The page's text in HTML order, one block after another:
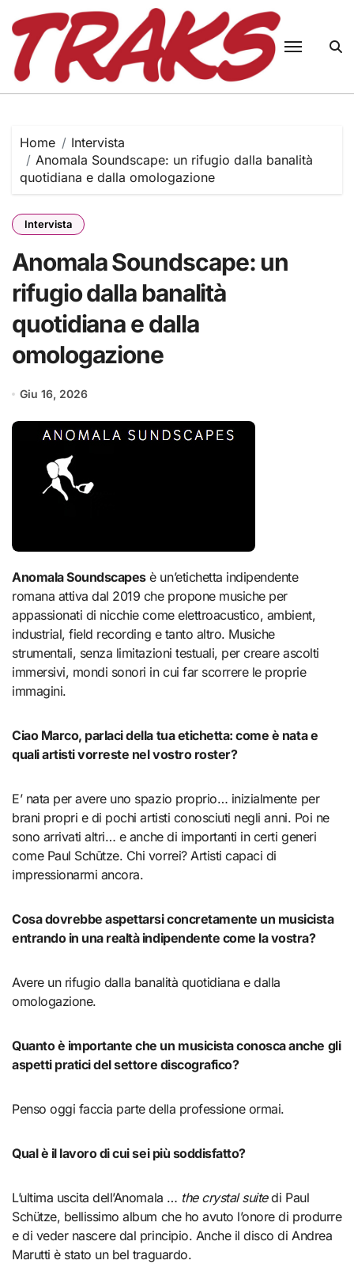
content
Home
Intervista
Anomala Soundscape: un rifugio dalla banalità
quotidiana e dalla omologazione
Intervista
Anomala Soundscape: un
rifugio dalla banalità
quotidiana e dalla
omologazione
Giu 16, 2026
Anomala Soundscapesè un’etichetta indipendente
romana attiva dal 2019 che propone musiche per
appassionati di nicchie come elettroacustico, ambient,
industrial, field recording e tanto altro. Musiche
strumentali, senza limitazioni testuali, per creare ascolti
immersivi, mondi sonori in cui far scorrere le proprie
immagini.
Ciao Marco, parlaci della tua etichetta: come è nata e
quali artisti vorreste nel vostro roster?
E’ nata per avere uno spazio proprio… inizialmente per
brani propri e di pochi artisti conosciuti negli anni. Poi ne
sono arrivati altri… e anche di importanti in certi generi
come Paul Schūtze. Chi vorrei? Artisti capaci di
impressionarmi ancora.
Cosa dovrebbe aspettarsi concretamente un musicista
entrando in una realtà indipendente come la vostra?
Avere un rifugio dalla banalità quotidiana e dalla
omologazione.
Quanto è importante che un musicista conosca anche gli
aspetti pratici del settore discografico?
Penso oggi faccia parte della professione ormai.
Qual è il lavoro di cui sei più soddisfatto?
L’ultima uscita dell’Anomala … the crystal suitedi Paul
Schütze, bellissimo album che ho avuto l’onore di produrre
e di veder nascere dal principio. Anche il disco di Andrea
Marutti è stato un bel traguardo.